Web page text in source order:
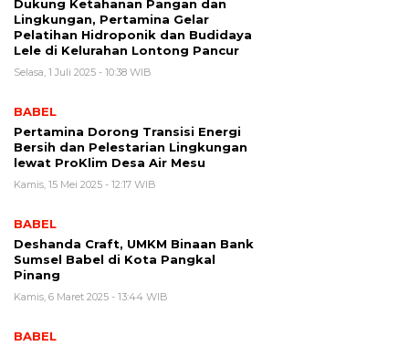
Dukung Ketahanan Pangan dan
Lingkungan, Pertamina Gelar
Pelatihan Hidroponik dan Budidaya
Lele di Kelurahan Lontong Pancur
Selasa, 1 Juli 2025 - 10:38 WIB
BABEL
Pertamina Dorong Transisi Energi
Bersih dan Pelestarian Lingkungan
lewat ProKlim Desa Air Mesu
Kamis, 15 Mei 2025 - 12:17 WIB
BABEL
Deshanda Craft, UMKM Binaan Bank
Sumsel Babel di Kota Pangkal
Pinang
Kamis, 6 Maret 2025 - 13:44 WIB
BABEL